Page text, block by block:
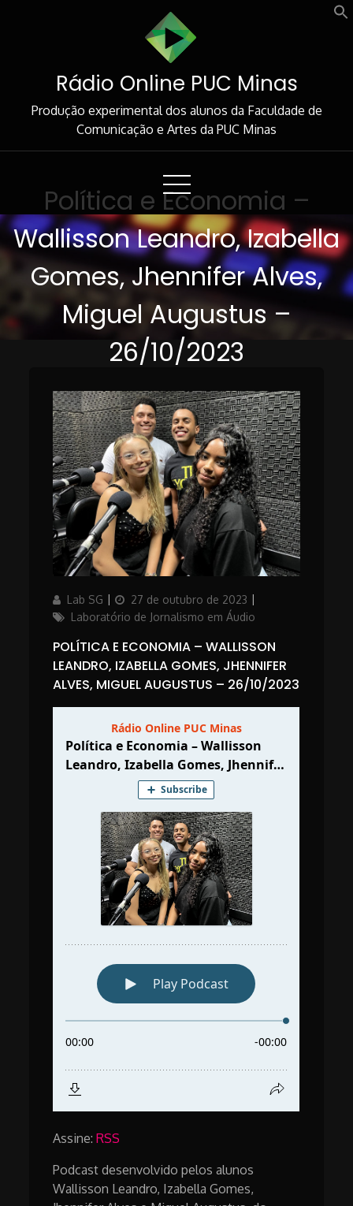
Rádio Online PUC Minas
Produção experimental dos alunos da Faculdade de
Comunicação e Artes da PUC Minas
Política e Economia –
Wallisson Leandro, Izabella
Gomes, Jhennifer Alves,
Miguel Augustus –
26/10/2023
AuthorLab SG
Updated
on
27 de outubro de 2023
Laboratório de Jornalismo em Áudio
POLÍTICA E ECONOMIA – WALLISSON
LEANDRO, IZABELLA GOMES, JHENNIFER
ALVES, MIGUEL AUGUSTUS – 26/10/2023
Assine:RSS
Podcast desenvolvido pelos alunos
Wallisson Leandro, Izabella Gomes,